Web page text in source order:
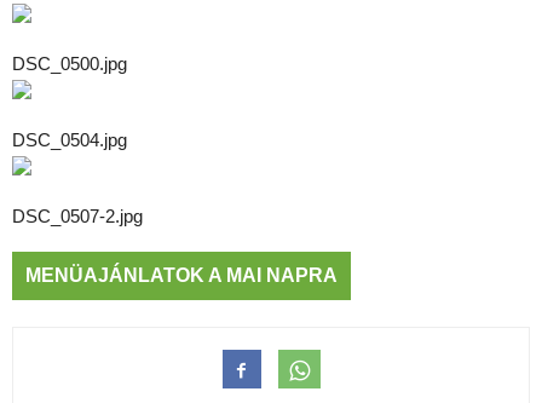
DSC_0500.jpg
DSC_0504.jpg
DSC_0507-2.jpg
MENÜAJÁNLATOK A MAI NAPRA